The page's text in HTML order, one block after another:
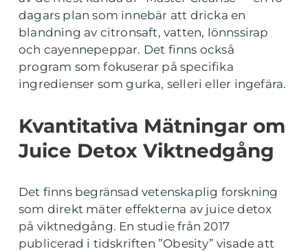
dagars plan som innebär att dricka en
blandning av citronsaft, vatten, lönnssirap
och cayennepeppar. Det finns också
program som fokuserar på specifika
ingredienser som gurka, selleri eller ingefära.
Kvantitativa Mätningar om
Juice Detox Viktnedgång
Det finns begränsad vetenskaplig forskning
som direkt mäter effekterna av juice detox
på viktnedgång. En studie från 2017
publicerad i tidskriften ”Obesity” visade att